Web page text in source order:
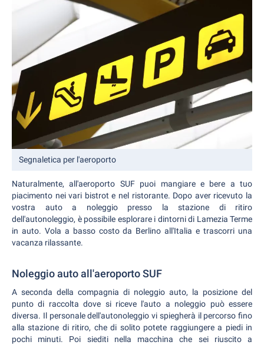
Segnaletica per l'aeroporto
Naturalmente, all'aeroporto SUF puoi mangiare e bere a tuo
piacimento nei vari bistrot e nel ristorante. Dopo aver ricevuto la
vostra auto a noleggio presso la stazione di ritiro
dell'autonoleggio, è possibile esplorare i dintorni di Lamezia Terme
in auto. Vola a basso costo da Berlino all'Italia e trascorri una
vacanza rilassante.
Noleggio auto all'aeroporto SUF
A seconda della compagnia di noleggio auto, la posizione del
punto di raccolta dove si riceve l'auto a noleggio può essere
diversa. Il personale dell'autonoleggio vi spiegherà il percorso fino
alla stazione di ritiro, che di solito potete raggiungere a piedi in
pochi minuti. Poi siediti nella macchina che sei riuscito a